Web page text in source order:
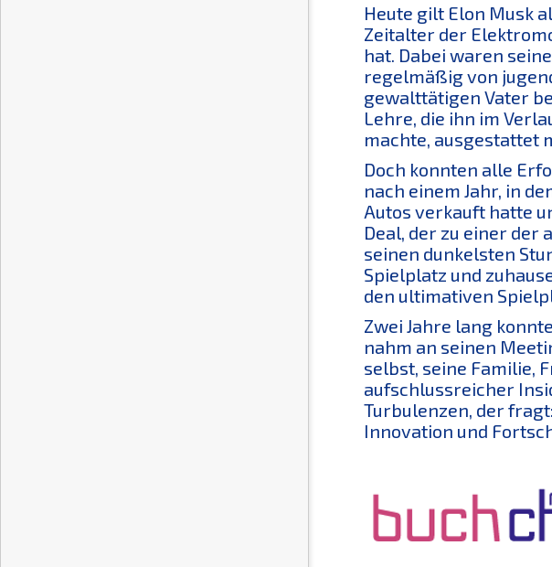
Heute gilt Elon Musk
Zeitalter der
hat. Dabei waren
regelmäßig von
gewalttätigen Vater
Lehre, die ihn im
machte, ausgestattet
Doch konnten alle
nach einem Jahr, in
Autos verkauft hatte
Deal, der zu einer
seinen dunkelsten
Spielplatz und
den ultimativen
Zwei Jahre lang
nahm an seinen
selbst, seine Familie,
aufschlussreicher
Turbulenzen, der
Innovation und